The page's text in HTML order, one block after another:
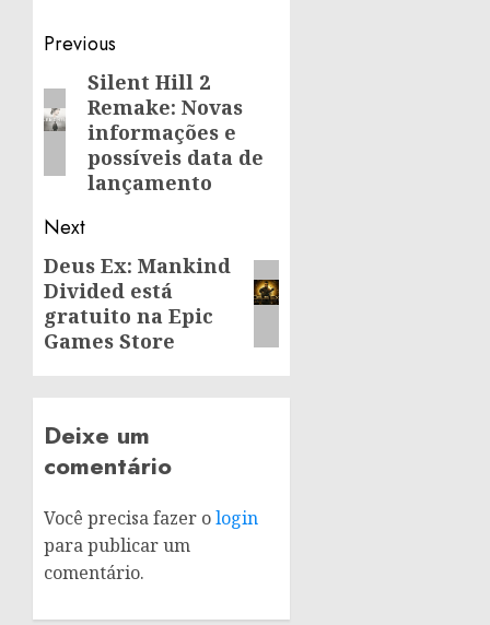
Post
navigation
Previous
Previous
post:
Silent Hill 2
Remake: Novas
informações e
possíveis data de
lançamento
Next
Next
post:
Deus Ex: Mankind
Divided está
gratuito na Epic
Games Store
Deixe um
comentário
Você precisa fazer ologin
para publicar um
comentário.